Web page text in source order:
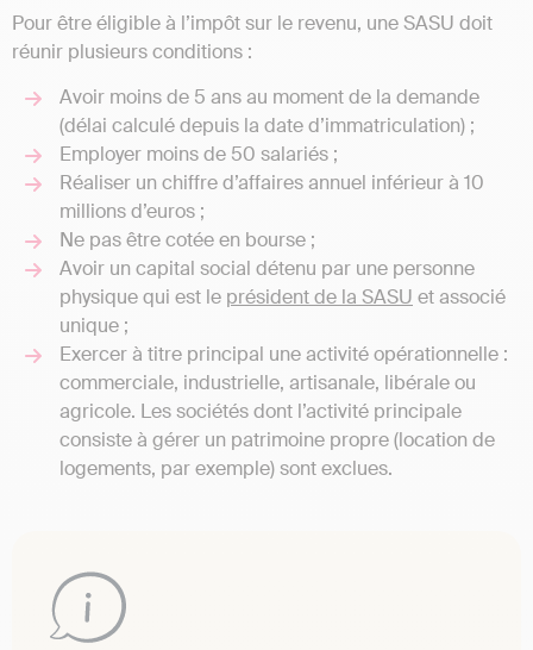
Pour être éligible à l’impôt sur le revenu, une SASU doit
réunir plusieurs conditions :
Avoir moins de 5 ans au moment de la demande
(délai calculé depuis la date d’immatriculation) ;
Employer moins de 50 salariés ;
Réaliser un chiffre d’affaires annuel inférieur à 10
millions d’euros ;
Ne pas être cotée en bourse ;
Avoir un capital social détenu par une personne
physique qui est le président de la SASU et associé
unique ;
Exercer à titre principal une activité opérationnelle :
commerciale, industrielle, artisanale, libérale ou
agricole. Les sociétés dont l’activité principale
consiste à gérer un patrimoine propre (location de
logements, par exemple) sont exclues.